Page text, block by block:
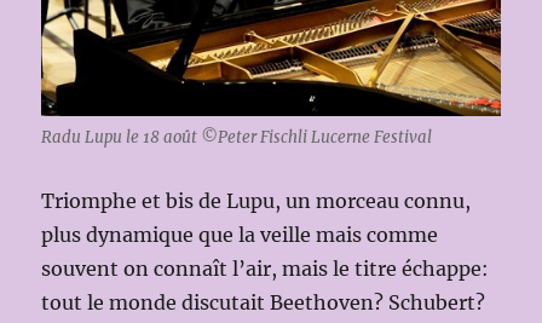
Radu Lupu le 18 août ©Peter Fischli Lucerne Festival
Triomphe et bis de Lupu, un morceau connu,
plus dynamique que la veille mais comme
souvent on connaît l’air, mais le titre échappe:
tout le monde discutait Beethoven? Schubert?